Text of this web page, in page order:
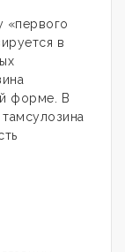
«первого
в
форме. В